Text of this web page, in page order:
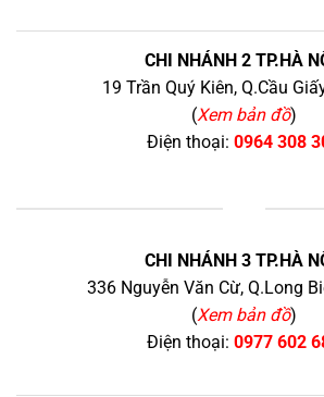
CHI NHÁNH 2 TP.HÀ
19 Trần Quý Kiên, Q.Cầu
(Xem bản đồ)
Điện thoại: 0964 308
CHI NHÁNH 3 TP.HÀ
336 Nguyễn Văn Cừ, Q.Long
(Xem bản đồ)
Điện thoại: 0977 602